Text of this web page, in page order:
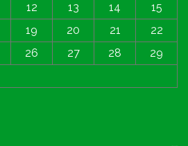
12 13 14
15
19 20 21
22
26 27 28
29